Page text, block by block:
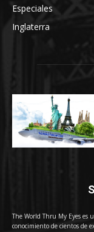
Especiales
Inglaterra
The World Thru My Eyes es
conocimiento de cientos de